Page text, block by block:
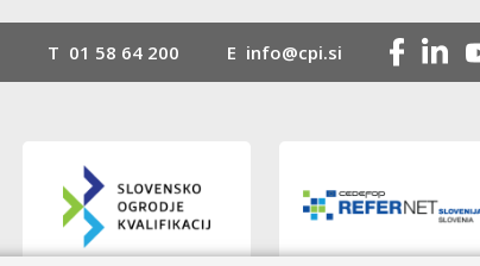
T 01 58 64 200 E info@cpi.si